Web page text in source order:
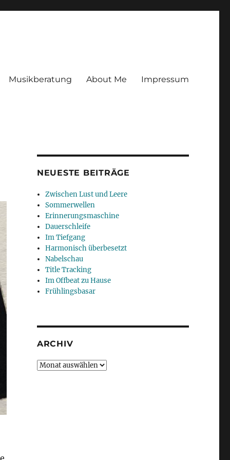
Musikberatung About Me Impressum
NEUESTE BEITRÄGE
Zwischen Lust und Leere
Sommerwellen
Erinnerungsmaschine
Dauerschleife
Im Tiefgang
Harmonisch überbesetzt
Nabelschau
Title Tracking
Im Offbeat zu Hause
Frühlingsbasar
ARCHIV
Archiv